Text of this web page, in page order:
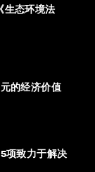
生态环境法
的经济价值
项致力于解决